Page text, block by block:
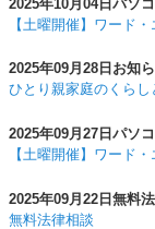
2025年10月04日 パソ
【土曜開催】ワード
2025年09月28日 お知
ひとり親家庭のくら
2025年09月27日 パソ
【土曜開催】ワード
2025年09月22日 無料
無料法律相談